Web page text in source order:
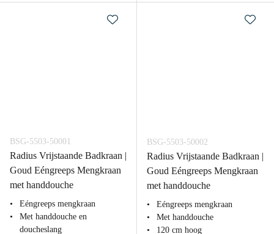
BSG-5503-50001
Radius Vrijstaande Badkraan |
Goud Eéngreeps Mengkraan
met handdouche
Eéngreeps mengkraan
Met handdouche en
doucheslang
BSG-5503-50002
Radius Vrijstaande Badkraan |
Goud Eéngreeps Mengkraan
met handdouche
Eéngreeps mengkraan
Met handdouche
120 cm hoog